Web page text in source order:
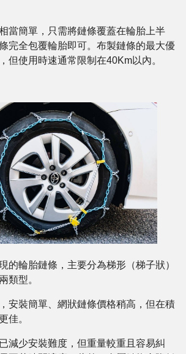
當簡單，只需將鏈條覆蓋在輪胎上半
完全包覆輪胎即可。布製鏈條的最大優
但使用時速通常限制在40Km以內。
的輪胎鏈條，主要分為梯形（梯子狀）
類型。
安裝簡單、網狀鏈條價格稍高，但在積
佳。
減少安裝難度，但重量較重且容易糾